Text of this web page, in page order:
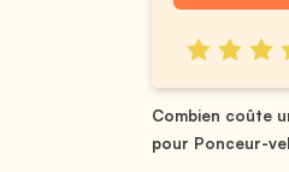
Combien coûte
pour Ponceur-